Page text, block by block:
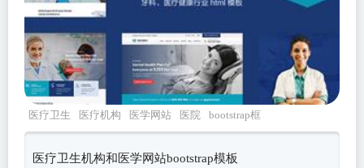
医疗卫生 医疗机构 医学网站 医院
bootstrap框
架
医疗卫生机构和医学网站bootstrap模板